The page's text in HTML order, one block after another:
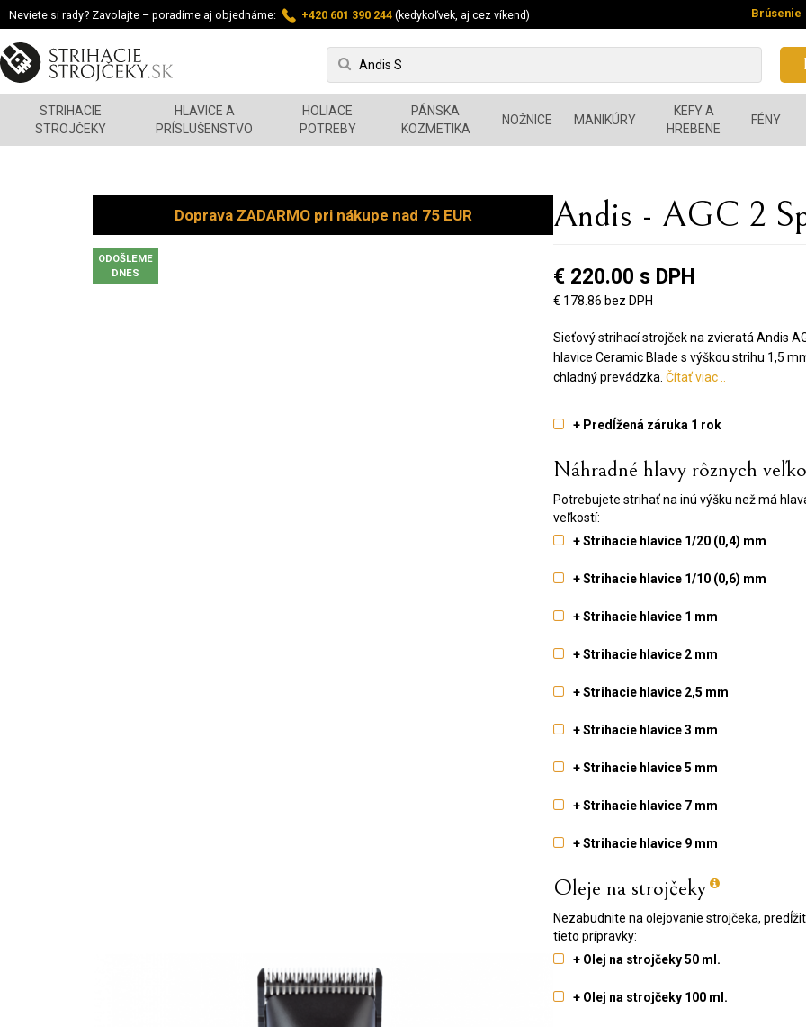
Neviete si rady? Zavolajte – poradíme aj objednáme: +420 601 390 244 (kedykoľvek, aj cez víkend) Brúsenie
STRIHACIE
STROJČEKY
HLAVICE A
PRÍSLUŠENSTVO
HOLIACE
POTREBY
PÁNSKA
KOZMETIKA
NOŽNICE MANIKÚRY
KEFY A
HREBENE
FÉNY
Doprava ZADARMO pri nákupe nad 75 EUR
ODOŠLEME
DNES
Andis - AGC 2
€ 220.00 s DPH
€ 178.86 bez DPH
Sieťový strihací strojček na zvieratá Andis
hlavice Ceramic Blade s výškou strihu 1,5
chladný prevádzka. Čítať viac ..
+ Predĺžená záruka 1 rok
Náhradné hlavy rôznych
Potrebujete strihať na inú výšku než má
veľkostí:
+ Strihacie hlavice 1/20 (0,4) mm
+ Strihacie hlavice 1/10 (0,6) mm
+ Strihacie hlavice 1 mm
+ Strihacie hlavice 2 mm
+ Strihacie hlavice 2,5 mm
+ Strihacie hlavice 3 mm
+ Strihacie hlavice 5 mm
+ Strihacie hlavice 7 mm
+ Strihacie hlavice 9 mm
Oleje na strojčeky
Nezabudnite na olejovanie strojčeka,
tieto prípravky:
+ Olej na strojčeky 50 ml.
+ Olej na strojčeky 100 ml.